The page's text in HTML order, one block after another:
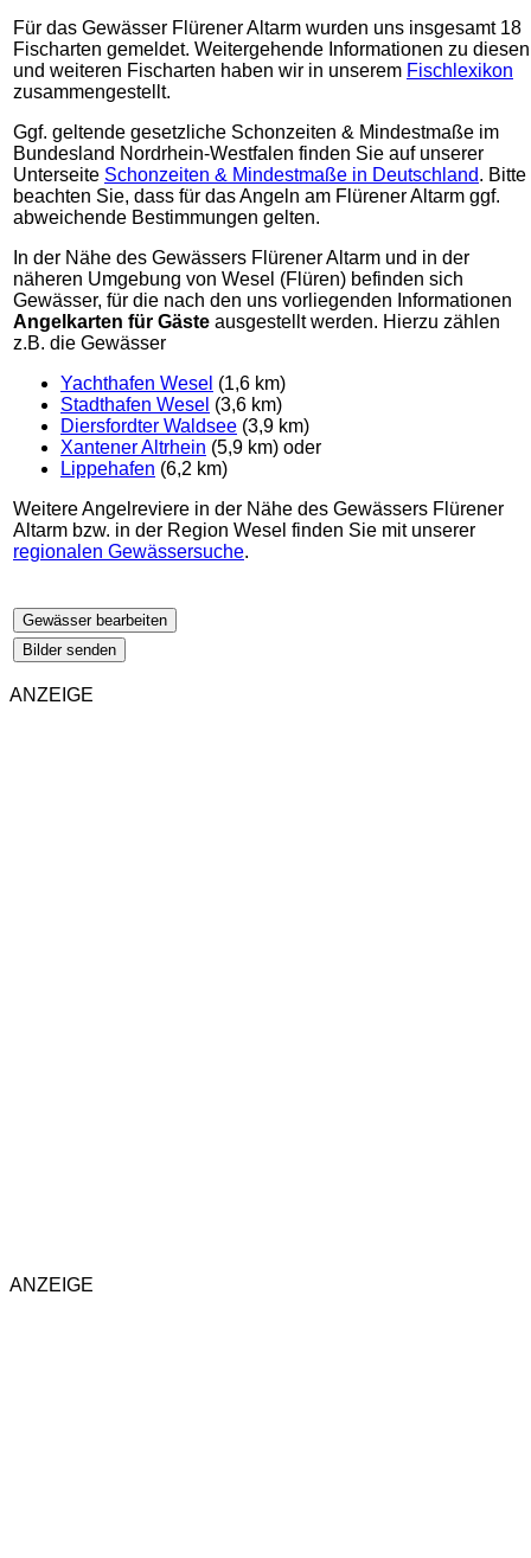
Für das Gewässer Flürener Altarm wurden uns insgesamt 18
Fischarten gemeldet. Weitergehende Informationen zu diesen
und weiteren Fischarten haben wir in unserem Fischlexikon
zusammengestellt.
Ggf. geltende gesetzliche Schonzeiten & Mindestmaße im
Bundesland Nordrhein-Westfalen finden Sie auf unserer
Unterseite Schonzeiten & Mindestmaße in Deutschland. Bitte
beachten Sie, dass für das Angeln am Flürener Altarm ggf.
abweichende Bestimmungen gelten.
In der Nähe des Gewässers Flürener Altarm und in der
näheren Umgebung von Wesel (Flüren) befinden sich
Gewässer, für die nach den uns vorliegenden Informationen
Angelkarten für Gäste ausgestellt werden. Hierzu zählen
z.B. die Gewässer
Yachthafen Wesel (1,6 km)
Stadthafen Wesel (3,6 km)
Diersfordter Waldsee (3,9 km)
Xantener Altrhein (5,9 km) oder
Lippehafen (6,2 km)
Weitere Angelreviere in der Nähe des Gewässers Flürener
Altarm bzw. in der Region Wesel finden Sie mit unserer
regionalen Gewässersuche.
Gewässer bearbeiten
Bilder senden
ANZEIGE
ANZEIGE